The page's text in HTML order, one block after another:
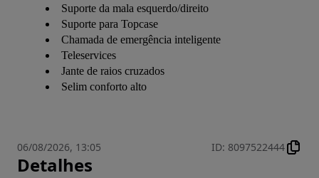
Suporte da mala esquerdo/direito
Suporte para Topcase
Chamada de emergência inteligente
Teleservices
Jante de raios cruzados
Selim conforto alto
06/08/2026, 13:05 ID: 8097522444
Detalhes